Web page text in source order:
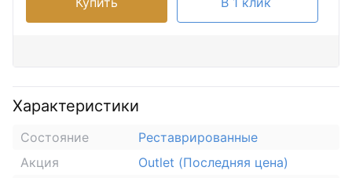
Характеристики
Состояние
Реставрированные
Акция
Outlet (Последняя цена)